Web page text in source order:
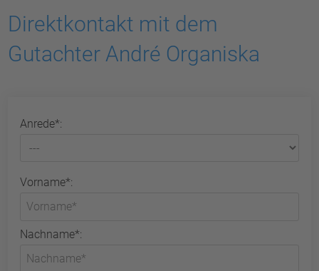
Direktkontakt mit dem
Gutachter André Organiska
Anrede*:
Vorname*:
Nachname*: